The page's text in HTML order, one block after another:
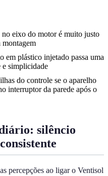
no eixo do motor é muito justo
montagem
em plástico injetado passa uma
e simplicidade
do controle se o aparelho
interruptor da parede após o
silêncio
percepções ao ligar o Ventisol